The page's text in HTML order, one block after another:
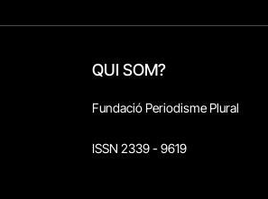
QUI SOM?
Fundació Periodisme Plural
ISSN 2339 - 9619